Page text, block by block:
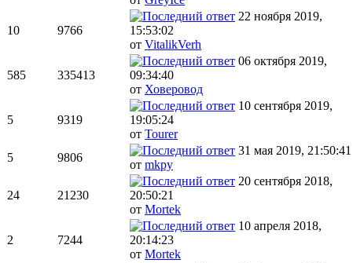
10 9766
22 ноября 2019,
15:53:02
от VitalikVerh
585 335413
06 октября 2019,
09:34:40
от Ховеровод
5 9319
10 сентября 2019,
19:05:24
от Tourer
5 9806
31 мая 2019, 21:50:41
от mkpy
24 21230
20 сентября 2018,
20:50:21
от Mortek
2 7244
10 апреля 2018,
20:14:23
от Mortek